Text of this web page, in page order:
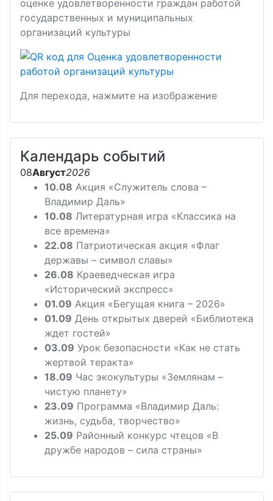
оценке удовлетворенности граждан работой
государственных и муниципальных
организаций культуры
Для перехода, нажмите на изображение
Календарь событий
08Август2026
10.08 Акция «Служитель слова –
Владимир Даль»
10.08 Литературная игра «Классика на
все времена»
22.08 Патриотическая акция «Флаг
державы – символ славы»
26.08 Краеведческая игра
«Исторический экспресс»
01.09 Акция «Бегущая книга – 2026»
01.09 День открытых дверей «Библиотека
ждет гостей»
03.09 Урок безопасности «Как не стать
жертвой теракта»
18.09 Час экокультуры «Землянам –
чистую планету»
23.09 Программа «Владимир Даль:
жизнь, судьба, творчество»
25.09 Районный конкурс чтецов «В
дружбе народов – сила страны»